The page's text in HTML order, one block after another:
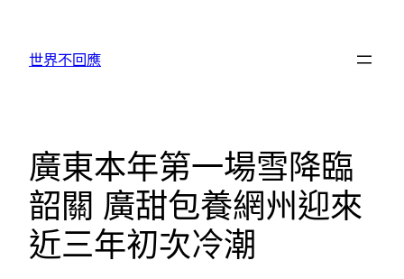
世界不回應
廣東本年第一場雪降臨
韶關 廣甜包養網州迎來
近三年初次冷潮